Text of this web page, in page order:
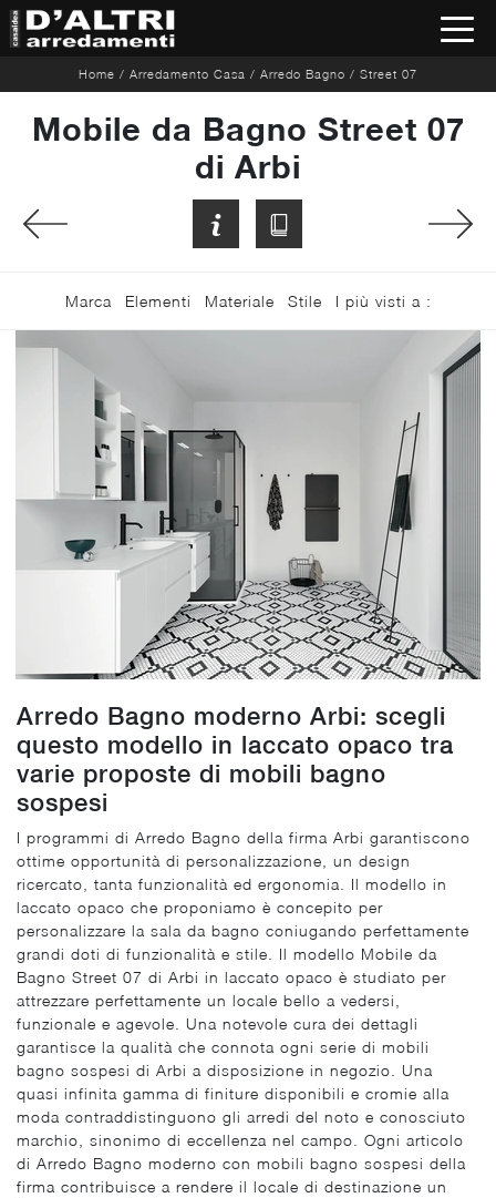
Home / Arredamento Casa / Arredo Bagno / Street 07
Mobile da Bagno Street 07
di Arbi
Marca Elementi Materiale Stile I più visti a :
Arredo Bagno moderno Arbi: scegli
questo modello in laccato opaco tra
varie proposte di mobili bagno
sospesi
I programmi di Arredo Bagno della firma Arbi garantiscono
ottime opportunità di personalizzazione, un design
ricercato, tanta funzionalità ed ergonomia. Il modello in
laccato opaco che proponiamo è concepito per
personalizzare la sala da bagno coniugando perfettamente
grandi doti di funzionalità e stile. Il modello Mobile da
Bagno Street 07 di Arbi in laccato opaco è studiato per
attrezzare perfettamente un locale bello a vedersi,
funzionale e agevole. Una notevole cura dei dettagli
garantisce la qualità che connota ogni serie di mobili
bagno sospesi di Arbi a disposizione in negozio. Una
quasi infinita gamma di finiture disponibili e cromie alla
moda contraddistinguono gli arredi del noto e conosciuto
marchio, sinonimo di eccellenza nel campo. Ogni articolo
di Arredo Bagno moderno con mobili bagno sospesi della
firma contribuisce a rendere il locale di destinazione un